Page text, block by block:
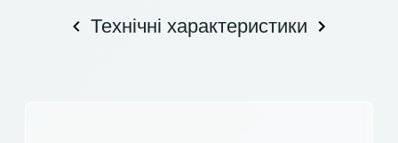
Технічні характеристики